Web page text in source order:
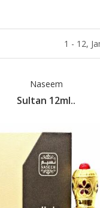
1 - 12,
Naseem
Sultan 12ml..